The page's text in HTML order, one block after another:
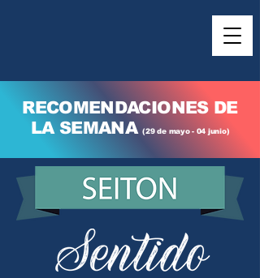
RECOMENDACIONES DE
LA SEMANA(29 de mayo - 04 junio)